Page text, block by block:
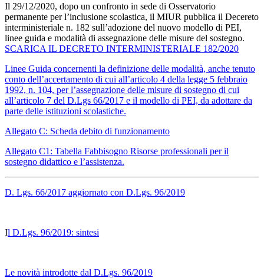
Il 29/12/2020, dopo un confronto in sede di Osservatorio
permanente per l’inclusione scolastica, il MIUR pubblica il Decereto
interministeriale n. 182 sull’adozione del nuovo modello di PEI,
linee guida e modalità di assegnazione delle misure del sostegno.
SCARICA IL DECRETO INTERMINISTERIALE 182/2020
Linee Guida concernenti la definizione delle modalità, anche tenuto
conto dell’accertamento di cui all’articolo 4 della legge 5 febbraio
1992, n. 104, per l’assegnazione delle misure di sostegno di cui
all’articolo 7 del D.Lgs 66/2017 e il modello di PEI, da adottare da
parte delle istituzioni scolastiche.
Allegato C: Scheda debito di funzionamento
Allegato C1: Tabella Fabbisogno Risorse professionali per il
sostegno didattico e l’assistenza.
D. Lgs. 66/2017 aggiornato con D.Lgs. 96/2019
Il D.Lgs. 96/2019: sintesi
Le novità introdotte dal D.Lgs. 96/2019